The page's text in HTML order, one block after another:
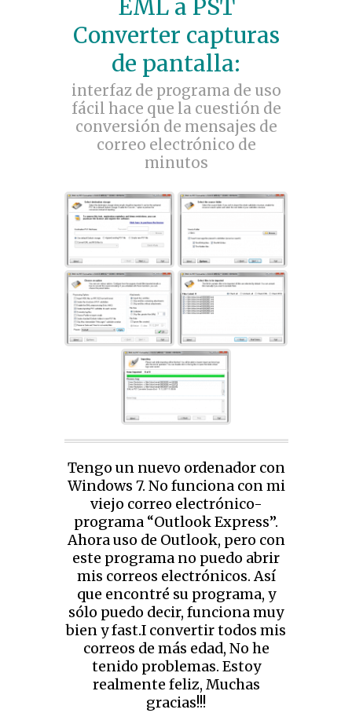
EML a PST
Converter capturas
de pantalla:
interfaz de programa de uso
fácil hace que la cuestión de
conversión de mensajes de
correo electrónico de
minutos
Tengo un nuevo ordenador con
Windows 7. No funciona con mi
viejo correo electrónico-
programa “Outlook Express”.
Ahora uso de Outlook, pero con
este programa no puedo abrir
mis correos electrónicos. Así
que encontré su programa, y
sólo puedo decir, funciona muy
bien y fast.I convertir todos mis
correos de más edad, No he
tenido problemas. Estoy
realmente feliz, Muchas
gracias!!!